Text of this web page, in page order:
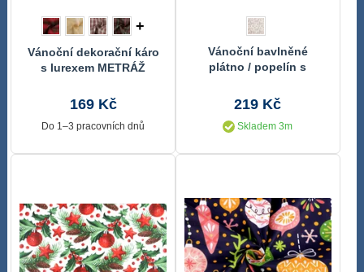
+
Vánoční dekorační káro
s lurexem METRÁŽ
169 Kč
Do 1–3 pracovních dnů
Vánoční bavlněné
plátno / popelín s
METRÁŽ
219 Kč
Skladem 3m